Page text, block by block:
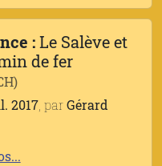
:Le Salève et
de fer
2017, parGérard